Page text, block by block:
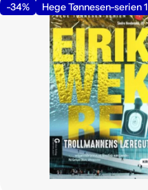
-34% Hege Tønnesen-serien 1